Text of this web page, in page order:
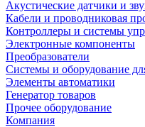
Акустические датчики и
Кабели и проводниковая
Контроллеры и системы
Электронные компоненты
Преобразователи
Системы и оборудование
Элементы автоматики
Генератор товаров
Прочее оборудование
Компания